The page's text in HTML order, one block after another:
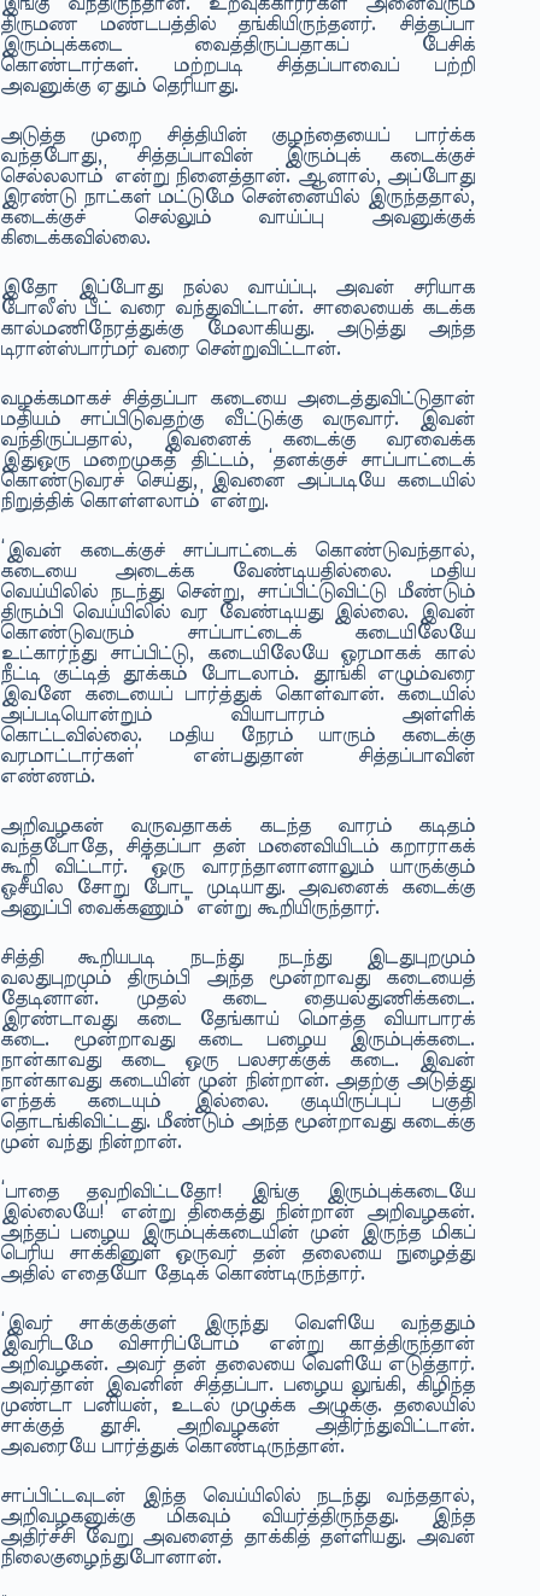
திருமண மண்டபத்தில் தங்கியிருந்தனர். சித்தப்பா
இரும்புக்கடை வைத்திருப்பதாகப் பேசிக்
கொண்டார்கள். மற்றபடி சித்தப்பாவைப் பற்றி
அவனுக்கு ஏதும் தெரியாது.
அடுத்த முறை சித்தியின் குழந்தையைப் பார்க்க
வந்தபோது, ‘சித்தப்பாவின் இரும்புக் கடைக்குச்
செல்லலாம்’ என்று நினைத்தான். ஆனால், அப்போது
இரண்டு நாட்கள் மட்டுமே சென்னையில் இருந்ததால்,
கடைக்குச் செல்லும் வாய்ப்பு அவனுக்குக்
கிடைக்கவில்லை.
இதோ இப்போது நல்ல வாய்ப்பு. அவன் சரியாக
போலீஸ் பீட் வரை வந்துவிட்டான். சாலையைக் கடக்க
கால்மணிநேரத்துக்கு மேலாகியது. அடுத்து அந்த
டிரான்ஸ்பார்மர் வரை சென்றுவிட்டான்.
வழக்கமாகச் சித்தப்பா கடையை அடைத்துவிட்டுதான்
மதியம் சாப்பிடுவதற்கு வீட்டுக்கு வருவார். இவன்
வந்திருப்பதால், இவனைக் கடைக்கு வரவைக்க
இதுஒரு மறைமுகத் திட்டம், ‘தனக்குச் சாப்பாட்டைக்
கொண்டுவரச் செய்து, இவனை அப்படியே கடையில்
நிறுத்திக் கொள்ளலாம்’ என்று.
‘இவன் கடைக்குச் சாப்பாட்டைக் கொண்டுவந்தால்,
கடையை அடைக்க வேண்டியதில்லை. மதிய
வெய்யிலில் நடந்து சென்று, சாப்பிட்டுவிட்டு மீண்டும்
திரும்பி வெய்யிலில் வர வேண்டியது இல்லை. இவன்
கொண்டுவரும் சாப்பாட்டைக் கடையிலேயே
உட்கார்ந்து சாப்பிட்டு, கடையிலேயே ஓரமாகக் கால்
நீட்டி குட்டித் தூக்கம் போடலாம். தூங்கி எழும்வரை
இவனே கடையைப் பார்த்துக் கொள்வான். கடையில்
அப்படியொன்றும் வியாபாரம் அள்ளிக்
கொட்டவில்லை. மதிய நேரம் யாரும் கடைக்கு
வரமாட்டார்கள்’ என்பதுதான் சித்தப்பாவின்
எண்ணம்.
அறிவழகன் வருவதாகக் கடந்த வாரம் கடிதம்
வந்தபோதே, சித்தப்பா தன் மனைவியிடம் கறாராகக்
கூறி விட்டார். “ஒரு வாரந்தானானாலும் யாருக்கும்
ஓசீயில சோறு போட முடியாது. அவனைக் கடைக்கு
அனுப்பி வைக்கணும்” என்று கூறியிருந்தார்.
சித்தி கூறியபடி நடந்து நடந்து இடதுபுறமும்
வலதுபுறமும் திரும்பி அந்த மூன்றாவது கடையைத்
தேடினான். முதல் கடை தையல்துணிக்கடை.
இரண்டாவது கடை தேங்காய் மொத்த வியாபாரக்
கடை. மூன்றாவது கடை பழைய இரும்புக்கடை.
நான்காவது கடை ஒரு பலசரக்குக் கடை. இவன்
நான்காவது கடையின் முன் நின்றான். அதற்கு அடுத்து
எந்தக் கடையும் இல்லை. குடியிருப்புப் பகுதி
தொடங்கிவிட்டது. மீண்டும் அந்த மூன்றாவது கடைக்கு
முன் வந்து நின்றான்.
‘பாதை தவறிவிட்டதோ! இங்கு இரும்புக்கடையே
இல்லையே!’ என்று திகைத்து நின்றான் அறிவழகன்.
அந்தப் பழைய இரும்புக்கடையின் முன் இருந்த மிகப்
பெரிய சாக்கினுள் ஒருவர் தன் தலையை நுழைத்து
அதில் எதையோ தேடிக் கொண்டிருந்தார்.
‘இவர் சாக்குக்குள் இருந்து வெளியே வந்ததும்
இவரிடமே விசாரிப்போம்’ என்று காத்திருந்தான்
அறிவழகன். அவர் தன் தலையை வெளியே எடுத்தார்.
அவர்தான் இவனின் சித்தப்பா. பழைய லுங்கி, கிழிந்த
முண்டா பனியன், உடல் முழுக்க அழுக்கு. தலையில்
சாக்குத் தூசி. அறிவழகன் அதிர்ந்துவிட்டான்.
அவரையே பார்த்துக் கொண்டிருந்தான்.
சாப்பிட்டவுடன் இந்த வெய்யிலில் நடந்து வந்ததால்,
அறிவழகனுக்கு மிகவும் வியர்த்திருந்தது. இந்த
அதிர்ச்சி வேறு அவனைத் தாக்கித் தள்ளியது. அவன்
நிலைகுழைந்துபோனான்.